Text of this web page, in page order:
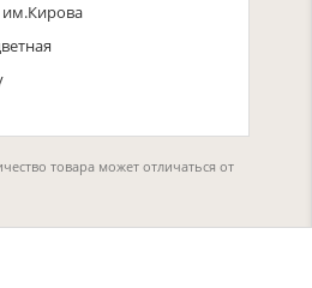
товара может отличаться от